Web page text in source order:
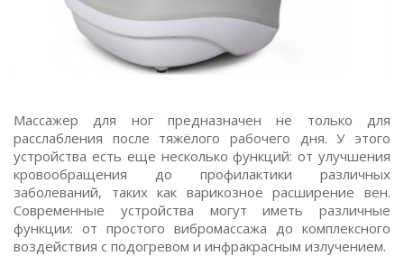
Массажер для ног предназначен не только для
расслабления после тяжёлого рабочего дня. У этого
устройства есть еще несколько функций: от улучшения
кровообращения до профилактики различных
заболеваний, таких как варикозное расширение вен.
Современные устройства могут иметь различные
функции: от простого вибромассажа до комплексного
воздействия с подогревом и инфракрасным излучением.